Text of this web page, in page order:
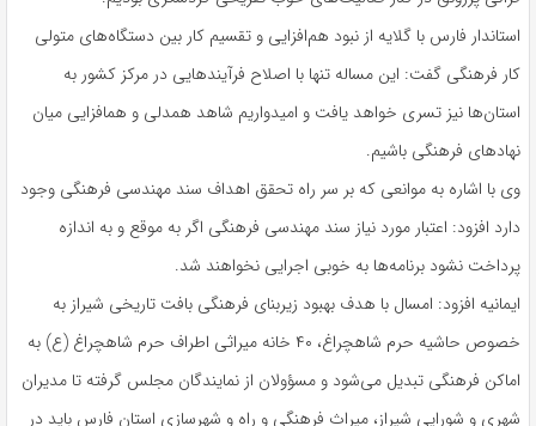
استاندار فارس با گلایه از نبود هم‌افزایی و تقسیم کار بین دستگاه‌های متولی
کار فرهنگی گفت: این مساله تنها با اصلاح فرآیندهایی در مرکز کشور به
استان‌ها نیز تسری خواهد یافت و امیدواریم شاهد همدلی و همافزایی میان
نهادهای فرهنگی باشیم.
وی با اشاره به موانعی که بر سر راه تحقق اهداف سند مهندسی فرهنگی وجود
دارد افزود: اعتبار مورد نیاز سند مهندسی فرهنگی اگر به موقع و به اندازه
پرداخت نشود برنامه‌ها به خوبی اجرایی نخواهند شد.
ایمانیه افزود: امسال با هدف بهبود زیربنای فرهنگی بافت تاریخی شیراز به
خصوص حاشیه حرم شاهچراغ، ۴۰ خانه میراثی اطراف حرم شاهچراغ (ع) به
اماکن فرهنگی تبدیل می‌شود و مسؤولان از نمایندگان مجلس گرفته تا مدیران
شهری و شورایی شیراز، میراث فرهنگی و راه و شهرسازی استان فارس باید در